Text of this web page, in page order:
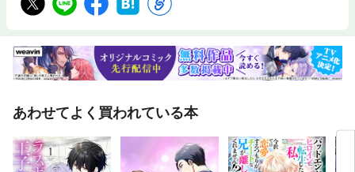
あわせてよく買われている本